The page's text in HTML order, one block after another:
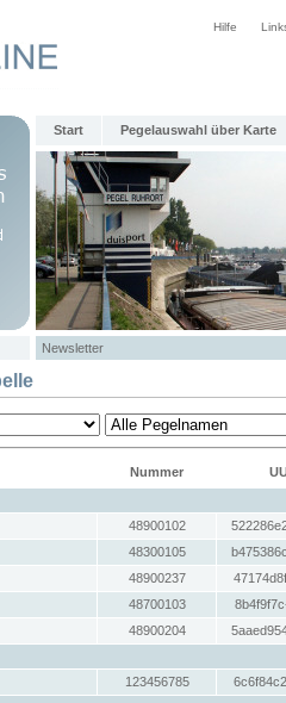
Hilfe
Start Pegelauswahl über Karte
Newsletter
Nummer
48900102
48300105
48900237
48700103
48900204
123456785